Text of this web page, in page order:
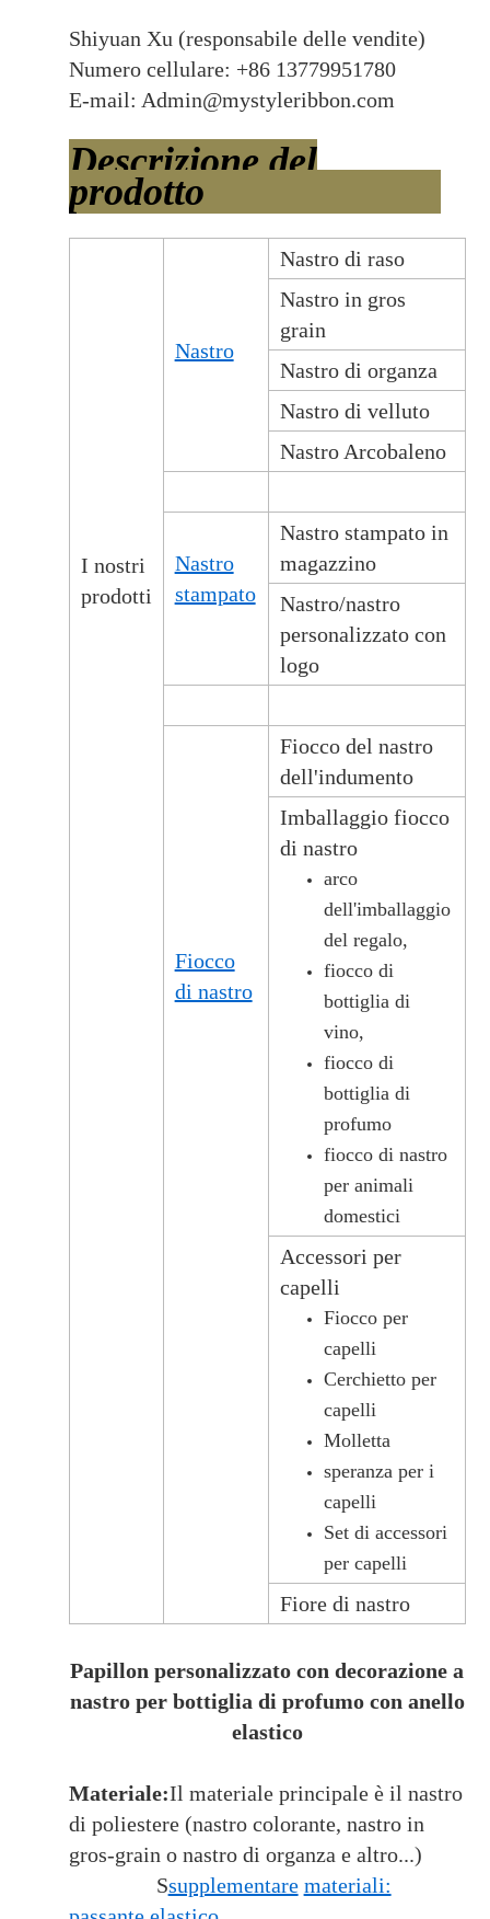
Shiyuan Xu (responsabile delle vendite)
Numero cellulare: +86 13779951780
E-mail: Admin@mystyleribbon.com
Descrizione del
prodotto
I nostri
prodotti
Nastro
Nastro di raso
Nastro in gros
grain
Nastro di organza
Nastro di velluto
Nastro Arcobaleno
Nastro
stampato
Nastro stampato in
magazzino
Nastro/nastro
personalizzato con
logo
Fiocco
di nastro
Fiocco del nastro
dell'indumento
Imballaggio fiocco
di nastro
arco
dell'imballaggio
del regalo,
fiocco di
bottiglia di
vino,
fiocco di
bottiglia di
profumo
fiocco di nastro
per animali
domestici
Accessori per
capelli
Fiocco per
capelli
Cerchietto per
capelli
Molletta
speranza per i
capelli
Set di accessori
per capelli
Fiore di nastro
Papillon personalizzato con decorazione a
nastro per bottiglia di profumo con anello
elastico
Materiale:Il materiale principale è il nastro
di poliestere (nastro colorante, nastro in
gros-grain o nastro di organza e altro...)
Ssupplementare materiali: